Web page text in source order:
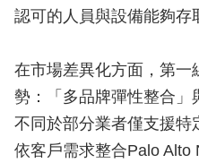
認可的人員與設備能夠存
在市場差異化方面，第一
勢：「多品牌彈性整合」
不同於部分業者僅支援特
依客戶需求整合Palo Alto